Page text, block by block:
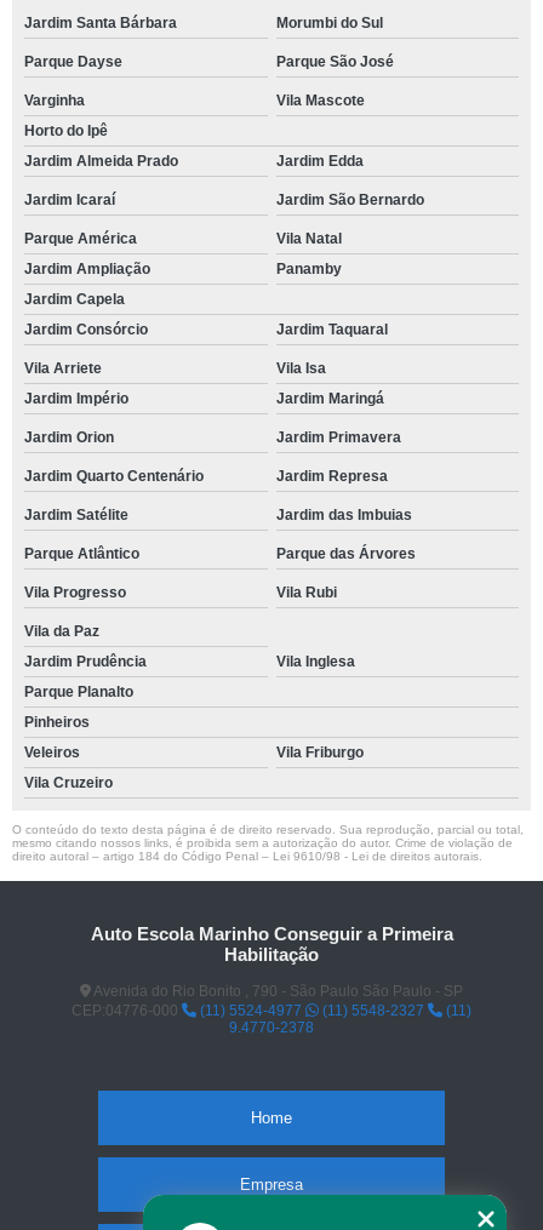
Jardim Santa Bárbara Morumbi do Sul
Parque Dayse Parque São José
Varginha
Vila Mascote
Horto do Ipê
Jardim Almeida Prado
Jardim Edda
Jardim Icaraí Jardim São Bernardo
Parque América
Vila Natal
Jardim Ampliação
Panamby
Jardim Capela
Jardim Consórcio
Jardim Taquaral
Vila Arriete
Vila Isa
Jardim Império
Jardim Maringá
Jardim Orion Jardim Primavera
Jardim Quarto Centenário Jardim Represa
Jardim Satélite Jardim das Imbuias
Parque Atlântico Parque das Árvores
Vila Progresso Vila Rubi
Vila da Paz
Jardim Prudência
Vila Inglesa
Parque Planalto
Pinheiros
Veleiros
Vila Friburgo
Vila Cruzeiro
O conteúdo do texto desta página é de direito reservado. Sua reprodução, parcial ou total,
mesmo citando nossos links, é proibida sem a autorização do autor. Crime de violação de
direito autoral – artigo 184 do Código Penal – Lei 9610/98 - Lei de direitos autorais
Auto Escola Marinho Conseguir a Primeira
Habilitação
Avenida do Rio Bonito , 790 - São Paulo São Paulo - SP
CEP:04776-000
(11) 5524-4977 (11) 5548-2327
(11)
9.4770-2378
Home
Empresa